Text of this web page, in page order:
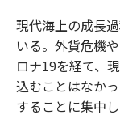
現代海上の成長
いる。外貨危機
ロナ19を経て、
込むことはなか
することに集中し